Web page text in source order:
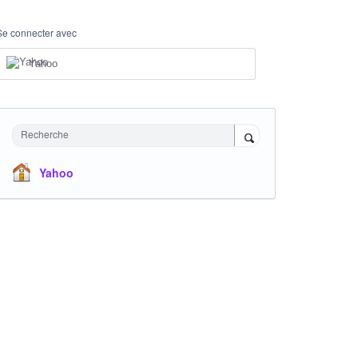
connecter avec
Yahoo
Recherche
Yahoo